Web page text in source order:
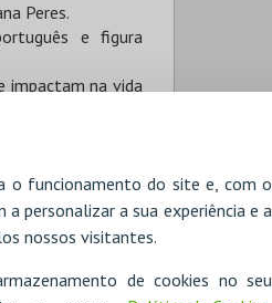
o funcionamento do site e, com o
personalizar a sua experiência e a
nossos visitantes.
de cookies no seu
Peres.
e figura
impactam na vida